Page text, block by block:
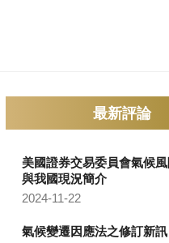
最新評論
美國證券交易委員會氣候
與我國現況簡介
2024-11-22
氣候變遷因應法之修訂新訊